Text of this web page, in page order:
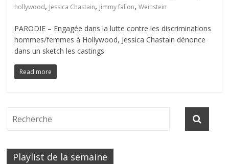
hollywood, Jessica Chastain, jimmy fallon,Weinstein
PARODIE – Engagée dans la lutte contre les discriminations
hommes/femmes à Hollywood, Jessica Chastain dénonce
dans un sketch les castings
Read more
Playlist de la semaine